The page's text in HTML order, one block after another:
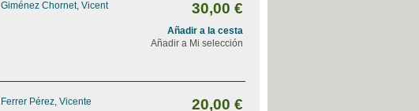
Giménez Chornet, Vicent 30,00 €
Añadir a la cesta
Añadir a Mi selección
Ferrer Pérez, Vicente 20,00 €